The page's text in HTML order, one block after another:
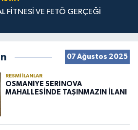
FİTNESİ VE FETÖ GERÇEĞİ
07 Ağustos 2025
RESMI İLANLAR
OSMANİYE SERİNOVA
MAHALLESİNDE TAŞINMAZIN İLANI